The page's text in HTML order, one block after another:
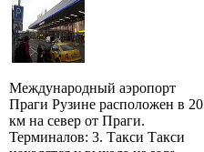
Международный аэропорт
Праги Рузине расположен в 20
км на север от Праги.
Терминалов: 3. Такси Такси